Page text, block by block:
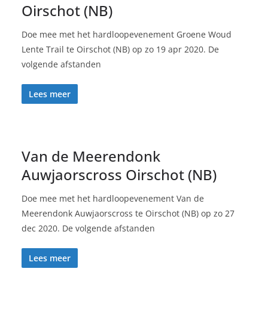
Oirschot (NB)
Doe mee met het hardloopevenement Groene Woud
Lente Trail te Oirschot (NB) op zo 19 apr 2020. De
volgende afstanden
Lees meer
Van de Meerendonk
Auwjaorscross Oirschot (NB)
Doe mee met het hardloopevenement Van de
Meerendonk Auwjaorscross te Oirschot (NB) op zo 27
dec 2020. De volgende afstanden
Lees meer